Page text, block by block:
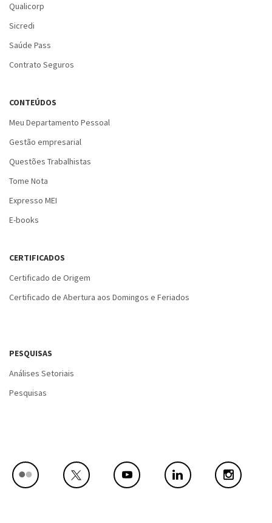
Qualicorp
Sicredi
Saúde Pass
Contrato Seguros
CONTEÚDOS
Meu Departamento Pessoal
Gestão empresarial
Questões Trabalhistas
Tome Nota
Expresso MEI
E-books
CERTIFICADOS
Certificado de Origem
Certificado de Abertura aos Domingos e Feriados
PESQUISAS
Análises Setoriais
Pesquisas